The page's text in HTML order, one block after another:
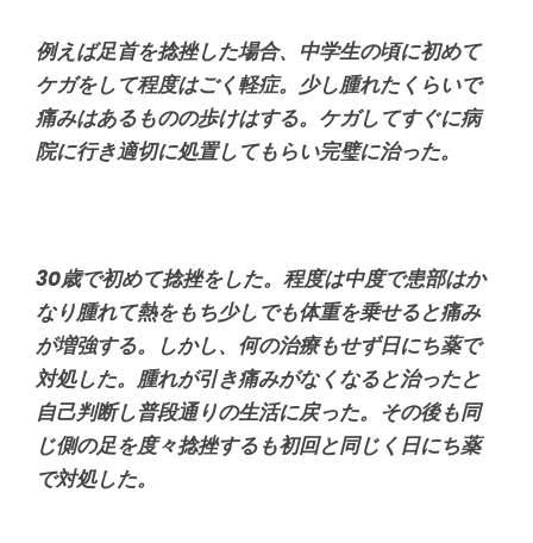
例えば足首を捻挫した場合、中学生の頃に初めて
ケガをして程度はごく軽症。少し腫れたくらいで
痛みはあるものの歩けはする。ケガしてすぐに病
院に行き適切に処置してもらい完璧に治った。
30歳で初めて捻挫をした。程度は中度で患部はか
なり腫れて熱をもち少しでも体重を乗せると痛み
が増強する。しかし、何の治療もせず日にち薬で
対処した。腫れが引き痛みがなくなると治ったと
自己判断し普段通りの生活に戻った。その後も同
じ側の足を度々捻挫するも初回と同じく日にち薬
で対処した。